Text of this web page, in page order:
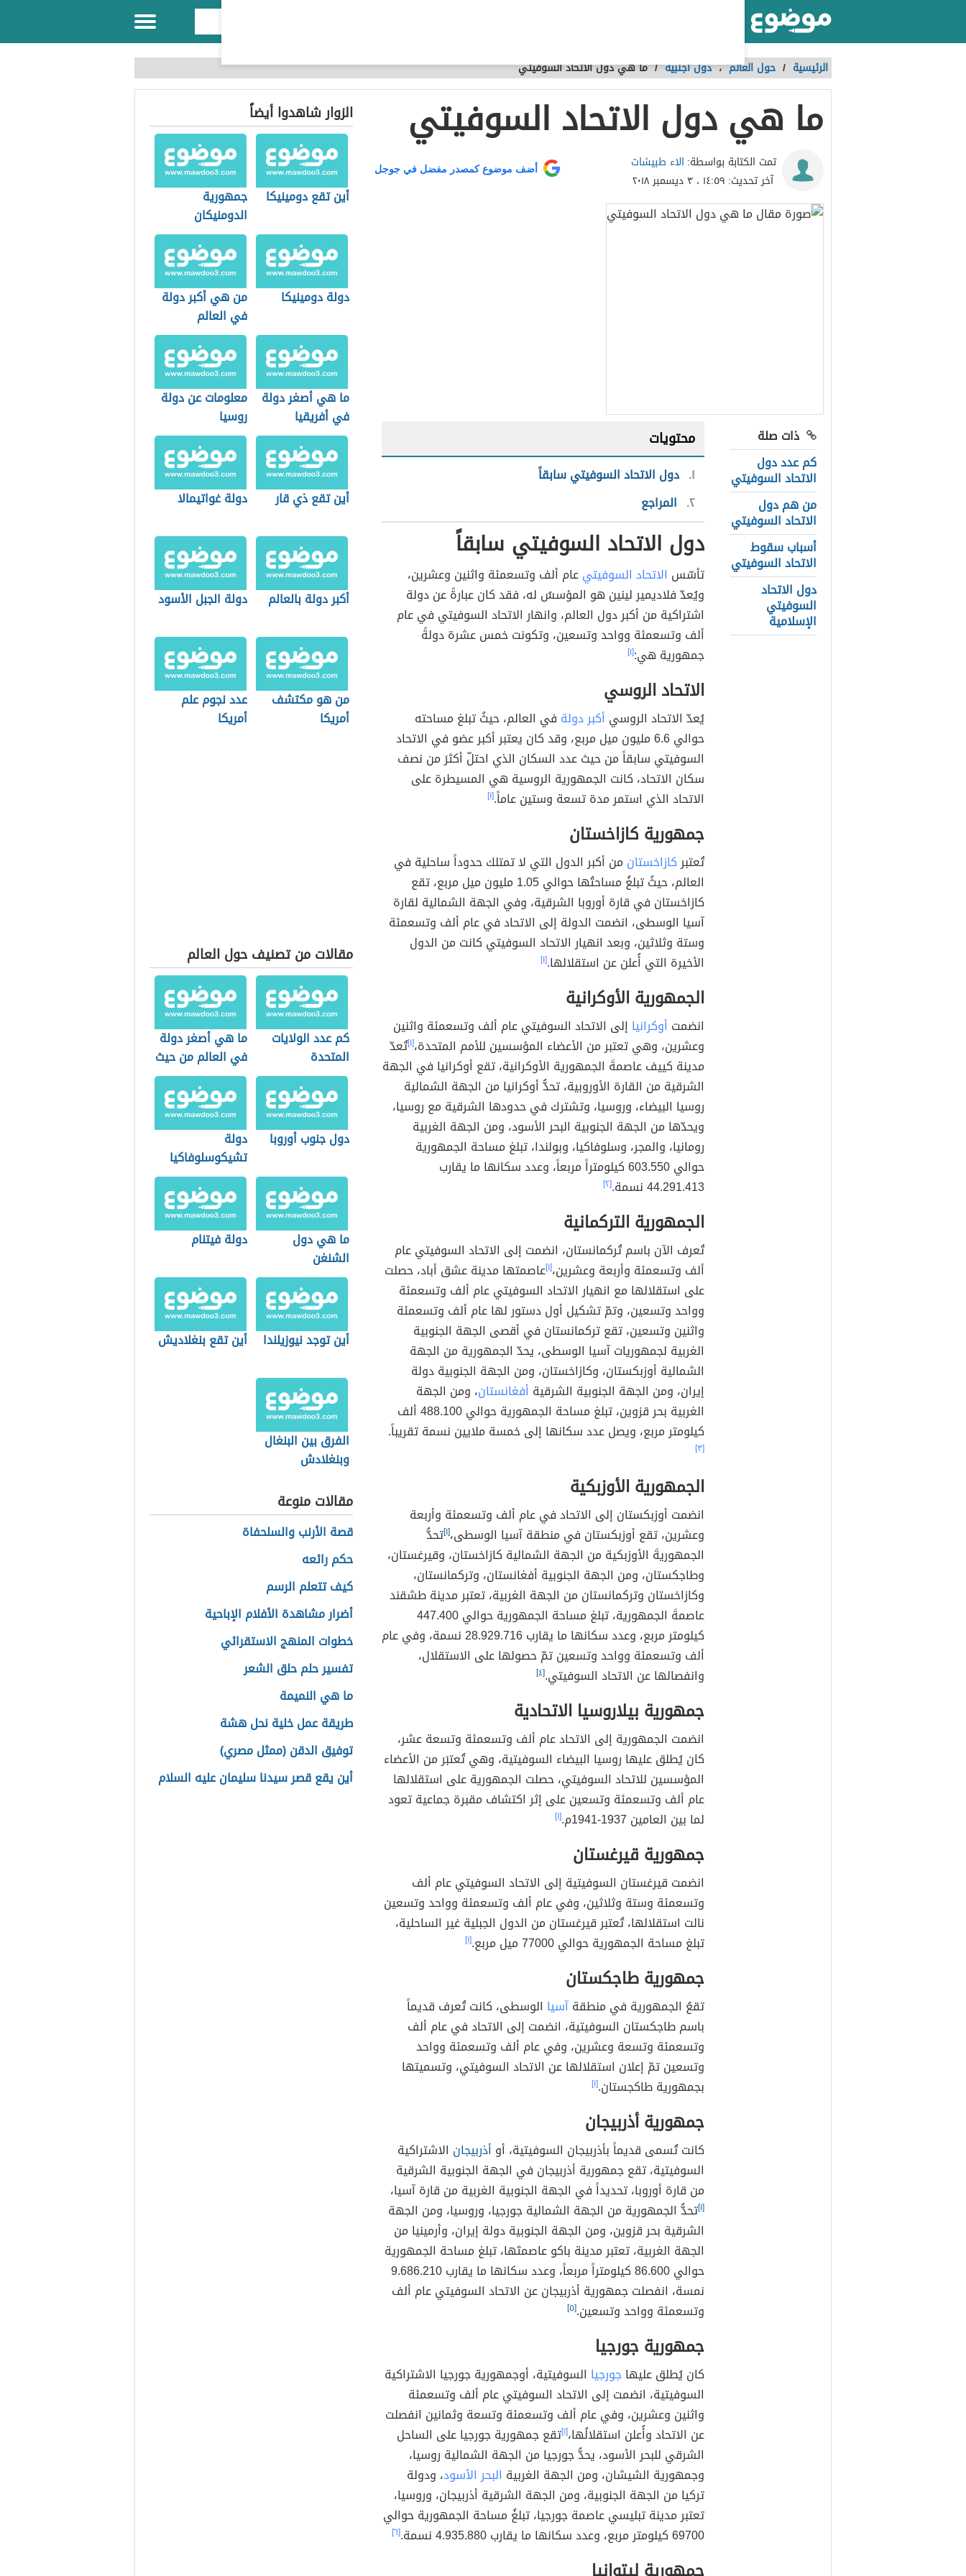
حول العالم
ما هي دول الاتحاد السوفيتي
ذات صلة
كم عدد دول
الاتحاد السوفيتي
من هم دول
الاتحاد السوفيتي
أسباب سقوط
الاتحاد السوفيتي
محتويات
١ دول الاتحاد السوفيتي سابقاً
٢ المراجع
دول الاتحاد السوفيتي سابقاً
تأسّسالاتحاد السوفيتي
اشتراكية من أكبر دول العالم، وانهار الاتحاد السوفيتي في عام
ألف وتسعمئة وواحد وتسعين، وتكونت خمس عشرة دولةً
جمهورية هي:
الاتحاد الروسي
يُعدّ الاتحاد الروسيأكبر دولةفي العالم، حيثُ تبلغ مساحته
السوفيتي سابقاً من حيث عدد السكان الذي احتلّ أكثرَ من نصف
سكان الاتحاد، كانت الجمهورية الروسية هي المسيطرة على
الاتحاد الذي استمر مدة تسعة وستين عاماً.
جمهورية كازاخستان
تُعتبر كازاخستانمن أكبر الدول التي لا تمتلك حدوداً ساحلية في
آسيا الوسطى، انضمت الدولة إلى الاتحاد في عام ألف وتسعمئة
وستة وثلاثين، وبعد انهيار الاتحاد السوفيتي كانت من الدول
الأخيرة التي أُعلن عن استقلالها.
الجمهورية الأوكرانية
انضمتأوكرانيا إلى الاتحاد السوفيتي عام ألف وتسعمئة واثنين
وعشرين، وهي تعتبر من الأعضاء المؤسسين للأمم المتحدة،[١]
مدينة كييف عاصمةَ الجمهورية الأوكرانية، تقع أوكرانيا في الجهة
الشرقية من القارة الأوروبية، تحدُّ أوكرانيا من الجهة الشمالية
روسيا البيضاء، وروسيا، وتشترك في حدودها الشرقية مع روسيا،
رومانيا، والمجر، وسلوفاكيا، وبولندا، تبلغ مساحة الجمهورية
حوالي 603.550 كيلومتراً مربعاً، وعدد سكانها ما يقارب
44.291.413 نسمة.
الجمهورية التركمانية
تُعرف الآن باسم تُركمانستان، انضمت إلى الاتحاد السوفيتي عام
ألف وتسعمئة وأربعة وعشرين، عاصمتها مدينة عشق أباد، حصلت
على استقلالها مع انهيار الاتحاد السوفيتي عام ألف وتسعمئة
وواحد وتسعين، وتمّ تشكيل أول دستور لها عام ألف وتسعمئة
واثنين وتسعين، تقع تركمانستان في أقصى الجهة الجنوبية
الغربية لجمهوريات آسيا الوسطى، يحدّ الجمهورية من الجهة
الشمالية أوزبكستان، وكازاخستان، ومن الجهة الجنوبية دولة
كيلومتر مربع، ويصل عدد سكانها إلى خمسة ملايين نسمة تقريباً.
الجمهورية الأوزبكية
انضمت أوزبكستان إلى الاتحاد في عام ألف وتسعمئة وأربعة
وعشرين، تقع أوزبكستان في منطقة آسيا الوسطى،[١] تحدُّ
الجمهوريةَ الأوزبكية من الجهة الشمالية كازاخستان، وقيرغستان،
وطاجكستان، ومن الجهة الجنوبية أفغانستان، وتركمانستان،
وكازاخستان وتركمانستان من الجهة الغربية، تعتبر مدينة طشقند
ألف وتسعمئة وواحد وتسعين تمّ حصولها على الاستقلال،
وانفصالها عن الاتحاد السوفيتي.
جمهورية بيلاروسيا الاتحادية
انضمت الجمهورية إلى الاتحاد عام ألف وتسعمئة وتسعة عشر،
المؤسسين للاتحاد السوفيتي، حصلت الجمهورية على استقلالها
عام ألف وتسعمئة وتسعين على إثر اكتشاف مقبرة جماعية تعود
لما بين العامين 1937-1941م.
جمهورية قيرغستان
وتسعمئة وستة وثلاثين، وفي عام ألف وتسعمئة وواحد وتسعين
نالت استقلالها، تُعتبر قيرغستان من الدول الجبلية غير الساحلية،
تبلغ مساحة الجمهورية حوالي 77000 ميل مربع.
جمهورية طاجكستان
تقعُ الجمهورية في منطقة
وتسعمئة وتسعة وعشرين، وفي عام ألف وتسعمئة وواحد
وتسعين تمّ إعلان استقلالها عن الاتحاد السوفيتي، وتسميتها
بجمهورية طاكجستان.
جمهورية أذربيجان
كانت تُسمى قديماً بأذربيجان السوفيتية، أوأذربيجانالاشتراكية
السوفيتية، تقع جمهورية أذربيجان في الجهة الجنوبية الشرقية
من قارة أوروبا، تحديداً في الجهة الجنوبية الغربية من قارة آسيا،
[١] تحدُّ الجمهورية من الجهة الشمالية جورجيا، وروسيا، ومن الجهة
الشرقية بحر قزوين، ومن الجهة الجنوبية دولة إيران، وأرمينيا من
نمسة، انفصلت جمهورية أذربيجان عن الاتحاد السوفيتي عام ألف
وتسعمئة وواحد وتسعين.[٥]
جمهورية جورجيا
كان يُطلق عليهاجورجياالسوفيتية، أوجمهورية جورجيا الاشتراكية
السوفيتية، انضمت إلى الاتحاد السوفيتي عام ألف وتسعمئة
واثنين وعشرين، وفي عام ألف وتسعمئة وتسعة وثمانين انفصلت
عن الاتحاد وأُعلن استقلالُها،[١] تقع جمهورية جورجيا على الساحل
الشرقي للبحر الأسود، يحدُّ جورجيا من الجهة الشمالية روسيا،
الزوار شاهدوا أيضاً
أين تقع دومينيكا
جمهورية
الدومنيكان
دولة دومينيكا
من هي أكبر دولة
في العالم
ما هي أصغر دولة
في أفريقيا
معلومات عن دولة
روسيا
أين تقع ذي قار دولة غواتيمالا
أكبر دولة بالعالم دولة الجبل الأسود
مقالات من تصنيف حول العالم
كم عدد الولايات
المتحدة
ما هي أصغر دولة
في العالم من حيث
المساحة
دول جنوب أوروبا
دولة
تشيكوسلوفاكيا
ما هي دول
الشنغن
دولة فيتنام
أين توجد نيوزيلندا
الفرق بين البنغال
وبنغلادش
مقالات منوعة
قصة الأرنب والسلحفاة
حكم رائعه
كيف تتعلم الرسم
أضرار مشاهدة الأفلام الإباحية
خطوات المنهج الاستقرائي
تفسير حلم حلق الشعر
ما هي النميمة